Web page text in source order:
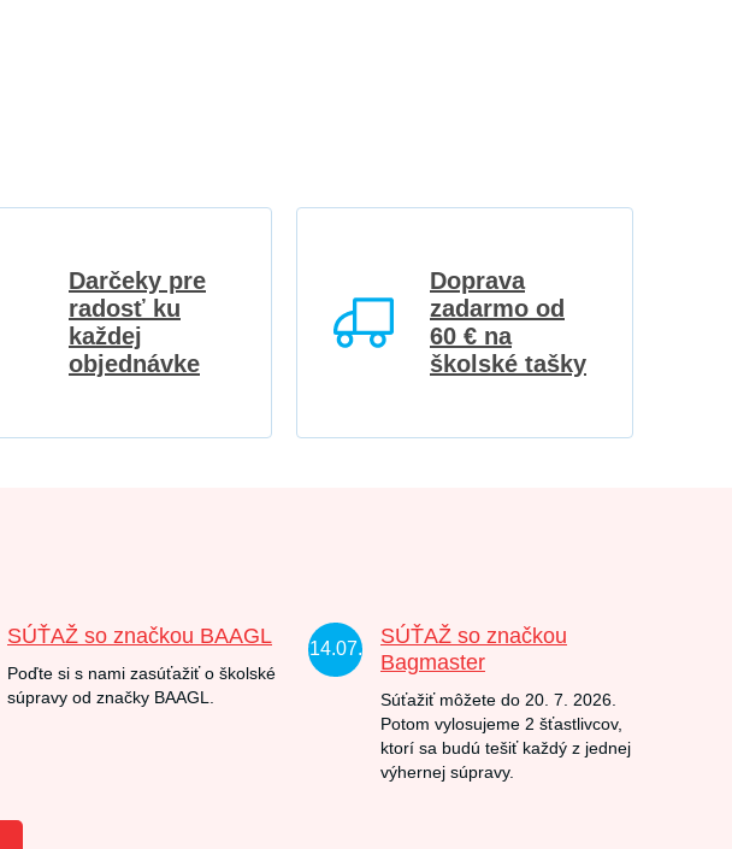
Darčeky pre
radosť ku
každej
objednávke
Doprava
zadarmo od
60 € na
školské tašky
SÚŤAŽ so značkou BAAGL
Poďte si s nami zasúťažiť o školské
súpravy od značky BAAGL.
14.07.
SÚŤAŽ so značkou
Bagmaster
Súťažiť môžete do 20. 7. 2026.
Potom vylosujeme 2 šťastlivcov,
ktorí sa budú tešiť každý z jednej
výhernej súpravy.